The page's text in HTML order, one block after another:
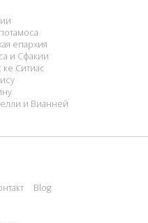
епархия
и Сфакии
Ситиас
и Вианней
Blog